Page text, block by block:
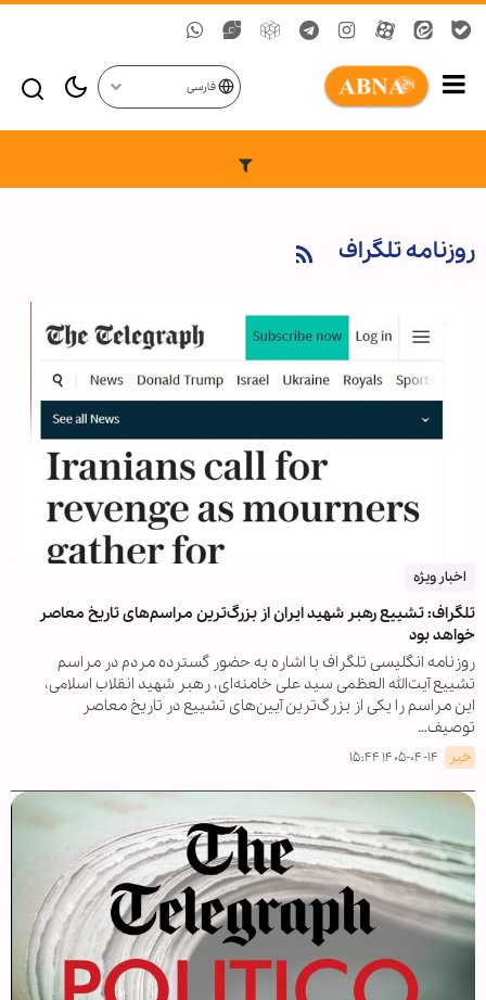
فارسی
روزنامه تلگراف
اخبار ویژه
تلگراف: تشییع رهبر شهید ایران از بزرگ‌ترین مراسم‌های تاریخ معاصر
خواهد بود
روزنامه انگلیسی تلگراف با اشاره به حضور گسترده مردم در مراسم
تشییع آیت‌الله العظمی سید علی خامنه‌ای، رهبر شهید انقلاب اسلامی،
این مراسم را یکی از بزرگ‌ترین آیین‌های تشییع در تاریخ معاصر
توصیف…
خبر ۱۴۰۵-۰۴-۱۴ ۱۵:۴۴